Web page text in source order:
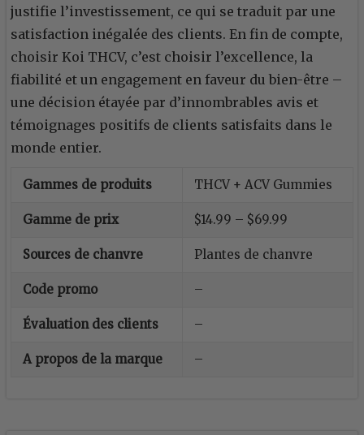
justifie l’investissement, ce qui se traduit par une
satisfaction inégalée des clients. En fin de compte,
choisir Koi THCV, c’est choisir l’excellence, la
fiabilité et un engagement en faveur du bien-être –
une décision étayée par d’innombrables avis et
témoignages positifs de clients satisfaits dans le
monde entier.
Gammes de produits THCV + ACV Gummies
Gamme de prix $14.99 – $69.99
Sources de chanvre Plantes de chanvre
Code promo –
Évaluation des clients –
A propos de la marque –